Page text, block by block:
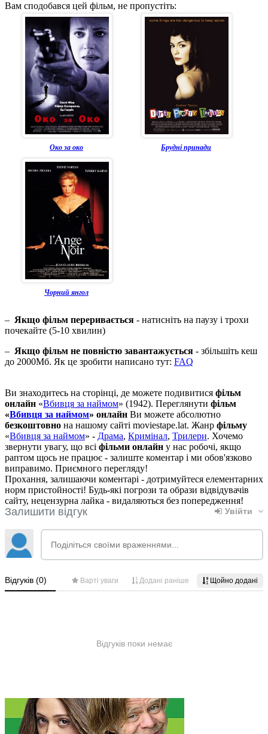
Вам сподобався цей фільм, не пропустіть:
Око за око Брудні принади
Чорний янгол
– Якщо фільм переривається - натисніть на паузу і трохи
почекайте (5-10 хвилин)
– Якщо фільм не повністю завантажується - збільшіть кеш
до 2000Мб. Як це зробити написано тут: FAQ
Ви знаходитесь на сторінці, де можете подивитися фільм
онлайн «Вбивця за наймом» (1942). Переглянути фільм
«Вбивця за наймом» онлайн Ви можете абсолютно
безкоштовно на нашому сайті moviestape.lat. Жанр фільму
«Вбивця за наймом» - Драма, Кримінал, Трилери. Хочемо
звернути увагу, що всі фільми онлайн у нас робочі, якщо
раптом щось не працює - залиште коментар і ми обов'язково
виправимо. Приємного перегляду!
Прохання, залишаючи коментарі - дотримуйтеся елементарних
норм пристойності! Будь-які погрози та образи відвідувачів
сайту, нецензурна лайка - видаляються без попередження!